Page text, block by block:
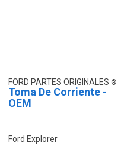
FORD PARTES ORIGINALES
Toma De Corriente -
OEM
Ford Explorer